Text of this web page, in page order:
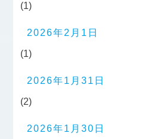
(1)
2026年2月1日
(1)
2026年1月31日
(2)
2026年1月30日